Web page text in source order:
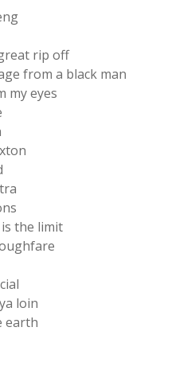
rip off
from a black man
my eyes
the limit
loin
earth